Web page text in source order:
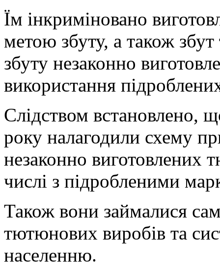
Їм інкриміновано
метою збуту, а також
збуту незаконно
використання
Слідством встановлено,
року налагодили схему
незаконно виготовлених
числі з підробленими
Також вони займалися
тютюнових виробів та
населенню.